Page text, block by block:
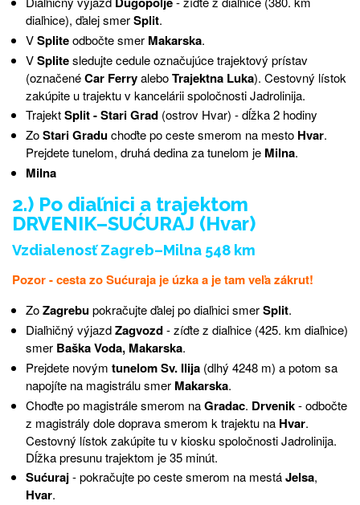
diaľnice), ďalej smerSplit.
VSpliteodbočte smer Makarska.
VSplitesledujte cedule označujúce trajektový prístav
(označenéCar FerryaleboTrajektna Luka). Cestovný lístok
zakúpite u trajektu v kancelárii spoločnosti Jadrolinija.
TrajektSplit - Stari Grad(ostrov Hvar) - dĺžka 2 hodiny
ZoStari Graduchoďte po ceste smerom na mesto Hvar.
Prejdete tunelom, druhá dedina za tunelom je Milna.
Milna
2.) Po diaľnici a trajektom
DRVENIK–SUĆURAJ (Hvar)
Vzdialenosť Zagreb–Milna 548 km
Pozor - cesta zo Sućuraja je úzka a je tam veľa zákrut!
Zo Zagrebu pokračujte ďalej po diaľnici smer Split.
Diaľničný výjazdZagvozd- zíďte z diaľnice (425. km diaľnice)
smer Baška Voda, Makarska.
Prejdete novým tunelom Sv. Ilija (dlhý 4248 m) a potom sa
napojíte na magistrálu smer Makarska.
Choďte po magistrále smerom na Gradac. Drvenik- odbočte
z magistrály dole doprava smerom k trajektu na Hvar.
Cestovný lístok zakúpite tu v kiosku spoločnosti Jadrolinija.
Dĺžka presunu trajektom je 35 minút.
Sućuraj - pokračujte po ceste smerom na mestá Jelsa,
Hvar.